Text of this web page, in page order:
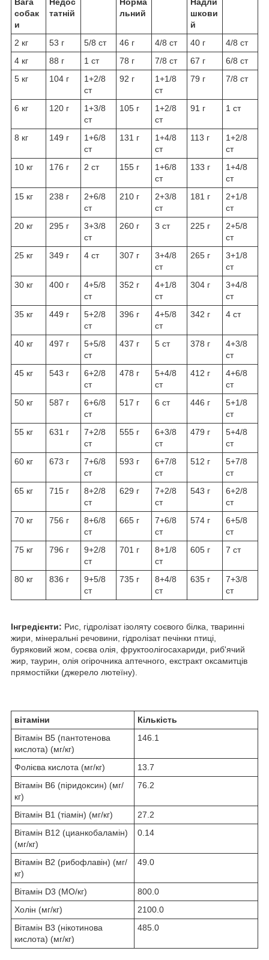
Вага
собак
и
Недос
татній
Норма
льний
Надли
шкови
й
2 кг
53 г 5/8 ст 46 г 4/8 ст 40 г
4/8 ст
4 кг
88 г 1 ст 78 г 7/8 ст 67 г
6/8 ст
5 кг
104 г
1+2/8
ст
92 г
1+1/8
ст
79 г 7/8 ст
6 кг 120 г
1+3/8
ст
105 г
1+2/8
ст
91 г 1 ст
8 кг 149 г
1+6/8
ст
131 г
1+4/8
ст
113 г
1+2/8
ст
10 кг
176 г 2 ст 155 г
1+6/8
ст
133 г
1+4/8
ст
15 кг
238 г
2+6/8
ст
210 г
2+3/8
ст
181 г
2+1/8
ст
20 кг
295 г
3+3/8
ст
260 г 3 ст 225 г
2+5/8
ст
25 кг
349 г 4 ст 307 г
3+4/8
ст
265 г
3+1/8
ст
30 кг
400 г
4+5/8
ст
352 г
4+1/8
ст
304 г
3+4/8
ст
35 кг
449 г
5+2/8
ст
396 г
4+5/8
ст
342 г 4 ст
40 кг 497 г
5+5/8
ст
437 г 5 ст 378 г
4+3/8
ст
45 кг
543 г
6+2/8
ст
478 г
5+4/8
ст
412 г
4+6/8
ст
50 кг
587 г
6+6/8
ст
517 г 6 ст 446 г
5+1/8
ст
55 кг
631 г
7+2/8
ст
555 г
6+3/8
ст
479 г
5+4/8
ст
60 кг
673 г
7+6/8
ст
593 г
6+7/8
ст
512 г
5+7/8
ст
65 кг
715 г
8+2/8
ст
629 г
7+2/8
ст
543 г
6+2/8
ст
70 кг
756 г
8+6/8
ст
665 г
7+6/8
ст
574 г
6+5/8
ст
75 кг
796 г
9+2/8
ст
701 г
8+1/8
ст
605 г 7 ст
80 кг 836 г
9+5/8
ст
735 г
8+4/8
ст
635 г
7+3/8
ст
Інгредієнти: Рис, гідролізат ізоляту соєвого білка, тваринні
жири, мінеральні речовини, гідролізат печінки птиці,
буряковий жом, соєва олія, фруктоолігосахариди, риб'ячий
жир, таурин, олія огірочника аптечного, екстракт оксамитців
прямостійки (джерело лютеїну).
вітаміни
Кількість
Вітамін B5 (пантотенова
кислота) (мг/кг)
146.1
Фолієва кислота (мг/кг)
13.7
Вітамін B6 (піридоксин) (мг/
кг)
76.2
Вітамін B1 (тіамін) (мг/кг)
27.2
Вітамін B12 (цианкобаламін)
(мг/кг)
0.14
Вітамін B2 (рибофлавін) (мг/
кг)
49.0
Вітамін D3 (МО/кг)
800.0
Холін (мг/кг)
2100.0
Вітамін B3 (нікотинова
кислота) (мг/кг)
485.0